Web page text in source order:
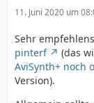
11. Juni 2020 um
Sehr
pinterf
(das
AviSynth+ noch
Version).